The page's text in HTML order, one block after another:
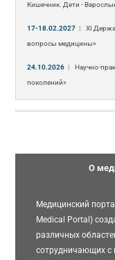
Кишечник. Дети -
17-18.02.2027 |
XI
вопросы медицины»
24.10.2026 |
Научно-
поколений»
О
Медицинский
Medical Portal)
различных
сотрудничающих с